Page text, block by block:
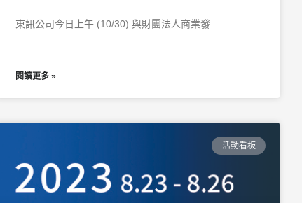
東訊公司今日上午 (10/30) 與財團法人商業發
閱讀更多 »
活動看板